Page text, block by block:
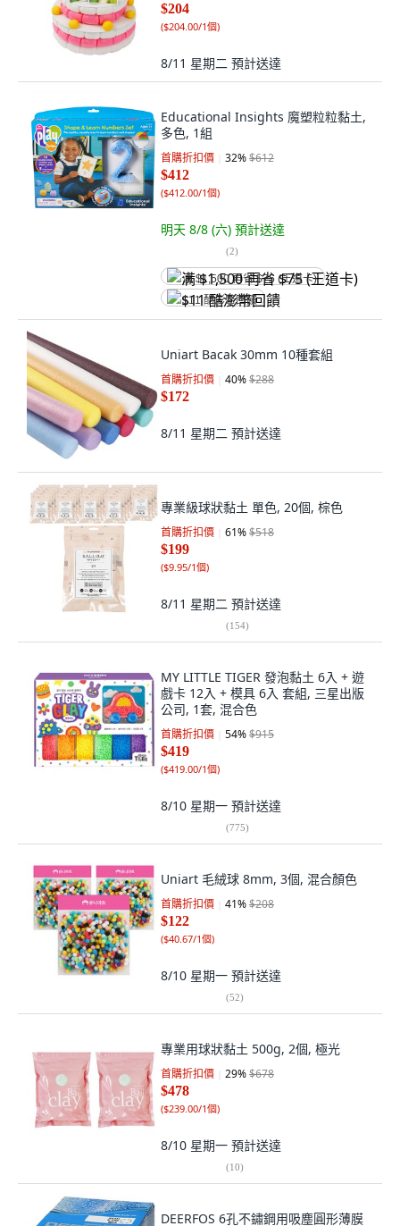
$204
($204.00/1個)
8/11 星期二 預計送達
Educational Insights 魔塑粒粒黏土,
多色, 1組
首購折扣價 32%$612
$412
($412.00/1個)
明天 8/8 (六) 預計送達
(2)
满 $1,500 再省 $75 (王道卡)
$11 酷澎幣回饋
Uniart Bacak 30mm 10種套組
首購折扣價 40%$288
$172
8/11 星期二 預計送達
專業級球狀黏土 單色, 20個, 棕色
首購折扣價 61%$518
$199
($9.95/1個)
8/11 星期二 預計送達
(154)
MY LITTLE TIGER 發泡黏土 6入 + 遊
戲卡 12入 + 模具 6入 套組, 三星出版
公司, 1套, 混合色
首購折扣價 54%$915
$419
($419.00/1個)
8/10 星期一 預計送達
(775)
Uniart 毛絨球 8mm, 3個, 混合顏色
首購折扣價 41%$208
$122
($40.67/1個)
8/10 星期一 預計送達
(52)
專業用球狀黏土 500g, 2個, 極光
首購折扣價 29%$678
$478
($239.00/1個)
8/10 星期一 預計送達
(10)
DEERFOS 6孔不鏽鋼用吸塵圓形薄膜